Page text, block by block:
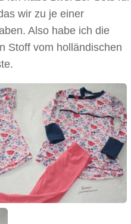
wir zu je einer
Also habe ich die
Stoff vom holländischen